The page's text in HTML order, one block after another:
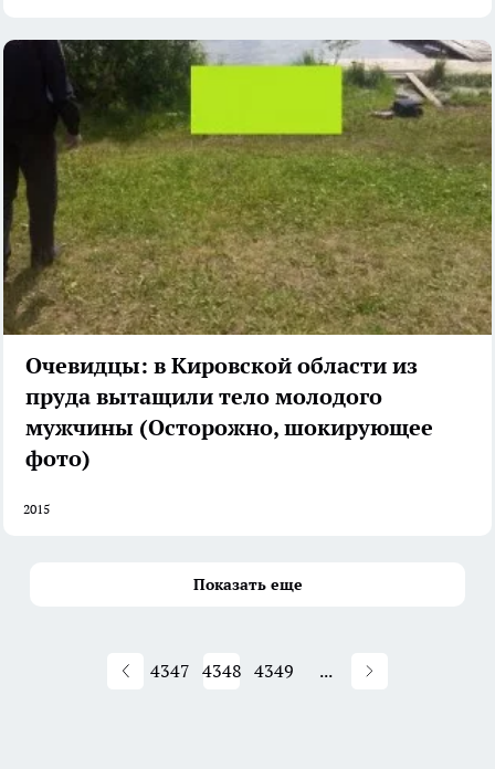
Очевидцы: в Кировской области из
пруда вытащили тело молодого
мужчины (Осторожно, шокирующее
фото)
2015
Показать еще
4347 4348 4349 ...